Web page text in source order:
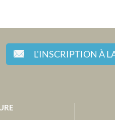
L'INSCRIPTION À